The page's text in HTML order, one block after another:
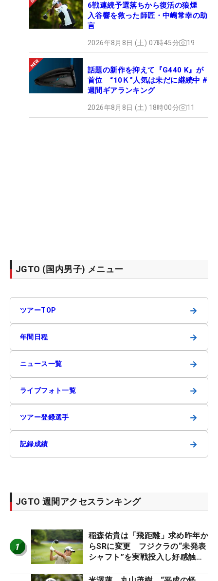
6戦連続予選落ちから復活の狼煙
入谷響を救った師匠・中嶋常幸の助
言
2026年8月8日 (土) 07時45分 19
話題の新作を抑えて『G440 K』が
首位 “10Ｋ”人気は未だに継続中 #
週間ギアランキング
2026年8月8日 (土) 18時00分 11
JGTO (国内男子) メニュー
ツアーTOP →
年間日程 →
ニュース一覧 →
ライブフォト一覧 →
ツアー登録選手 →
記録成績 →
JGTO 週間アクセスランキング
1
稲森佑貴は「飛距離」求め昨年か
らSRに変更 フジクラの“未発表
シャフト”を実戦投入し好感触
ーのヒトネタ！】